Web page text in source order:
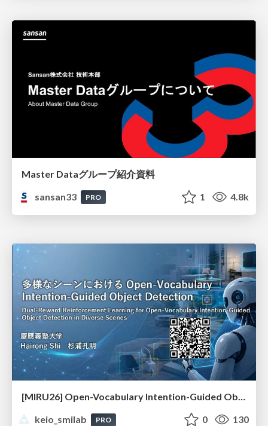
Master Dataグループ紹介資料
sansan33
PRO 1 4.8k
[MIRU26] Open-Vocabulary Intention-Guided Object Detection in Diverse Scenes
keio_smilab
PRO 0 130